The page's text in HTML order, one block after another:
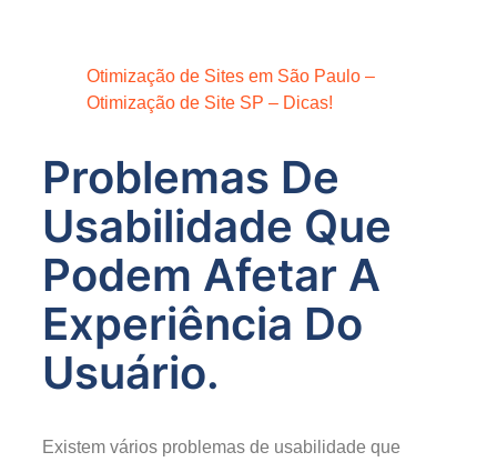
Otimização de Sites em São Paulo –
Otimização de Site SP – Dicas!
Problemas De
Usabilidade Que
Podem Afetar A
Experiência Do
Usuário.
Existem vários problemas de usabilidade que